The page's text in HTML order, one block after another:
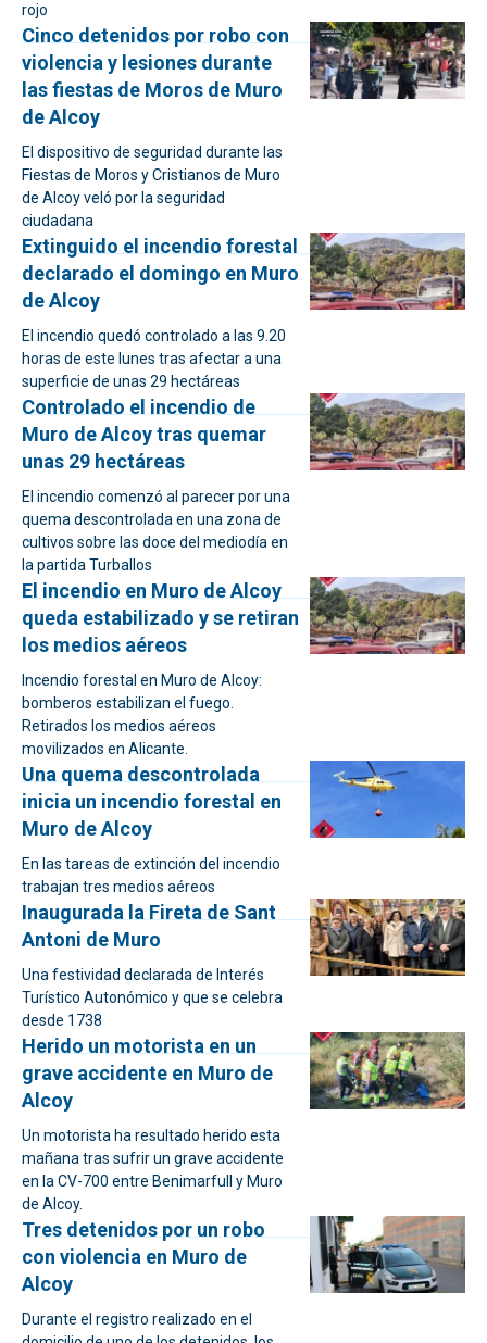
rojo
Cinco detenidos por robo con
violencia y lesiones durante
las fiestas de Moros de Muro
de Alcoy
El dispositivo de seguridad durante las
Fiestas de Moros y Cristianos de Muro
de Alcoy veló por la seguridad
ciudadana
Extinguido el incendio forestal
declarado el domingo en Muro
de Alcoy
El incendio quedó controlado a las 9.20
horas de este lunes tras afectar a una
superficie de unas 29 hectáreas
Controlado el incendio de
Muro de Alcoy tras quemar
unas 29 hectáreas
El incendio comenzó al parecer por una
quema descontrolada en una zona de
cultivos sobre las doce del mediodía en
la partida Turballos
El incendio en Muro de Alcoy
queda estabilizado y se retiran
los medios aéreos
Incendio forestal en Muro de Alcoy:
bomberos estabilizan el fuego.
Retirados los medios aéreos
movilizados en Alicante.
Una quema descontrolada
inicia un incendio forestal en
Muro de Alcoy
En las tareas de extinción del incendio
trabajan tres medios aéreos
Inaugurada la Fireta de Sant
Antoni de Muro
Una festividad declarada de Interés
Turístico Autonómico y que se celebra
desde 1738
Herido un motorista en un
grave accidente en Muro de
Alcoy
Un motorista ha resultado herido esta
mañana tras sufrir un grave accidente
en la CV-700 entre Benimarfull y Muro
de Alcoy.
Tres detenidos por un robo
con violencia en Muro de
Alcoy
Durante el registro realizado en el